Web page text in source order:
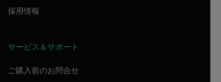
採用情報
サービス＆サポート
ご購入前のお問合せ